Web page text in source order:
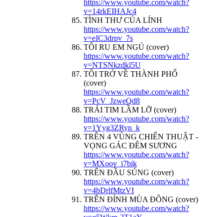
https://www.youtube.com/watch?
v=14rkEIHAJc4
TÌNH THƯ CỦA LÍNH
https://www.youtube.com/watch?
v=eIC3drpv_7s
TÔI RU EM NGỦ (cover)
https://www.youtube.com/watch?
v=NTSNkzdkl5U
TÔI TRỞ VỀ THÀNH PHỐ
(cover)
https://www.youtube.com/watch?
v=PcV_JzweQd8
TRÁI TIM LẦM LỠ (cover)
https://www.youtube.com/watch?
v=1Yyg3ZRyn_k
TRÊN 4 VÙNG CHIẾN THUẬT -
VỌNG GÁC ĐÊM SƯƠNG
https://www.youtube.com/watch?
v=MXoov_i7bik
TRÊN ĐẦU SÚNG (cover)
https://www.youtube.com/watch?
v=4bDrlfMtzVI
TRÊN ĐỈNH MÙA ĐÔNG (cover)
https://www.youtube.com/watch?